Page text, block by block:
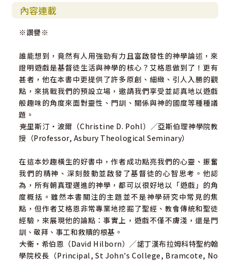
主題索引 248
人名索引 254
經文索引 257
內容連載
※讚譽※
誰能想到，竟然有人用強勁有力且富啟發性的神學論述，來
證明遊戲是基督徒生活與神學的核心？艾格恩做到了！更有
甚者，他在本書中更提供了許多原創、細緻、引人入勝的觀
點，來挑戰我們的預設立場，邀請我們享受並認真地以遊戲
般趣味的角度來面對靈性、門訓、關係與神的國度等種種議
題。
――克里斯汀‧波爾（Christine D. Pohl）╱亞斯伯理神學院教
授（Professor, Asbury Theological Seminary）
在這本妙趣橫生的好書中，作者成功點亮我們的心靈、振奮
我們的精神、深刻鼓動並啟發了基督徒的心智思考。他認
為，所有朝真理邁進的神學，都可以很好地以「遊戲」的角
度概括。雖然本書關注的主題並不是神學研究中常見的焦
點，但作者艾格恩非常專業地挖掘了聖經、教會傳統和聖徒
經驗，來展現他的論點：事實上，遊戲不僅不膚淺，還是門
訓、敬拜、事工和救贖的根基。
――大衛‧希伯恩（David Hilborn）╱諾丁漢布拉姆科特聖約翰
學院校長（Principal, St John's College, Bramcote, No